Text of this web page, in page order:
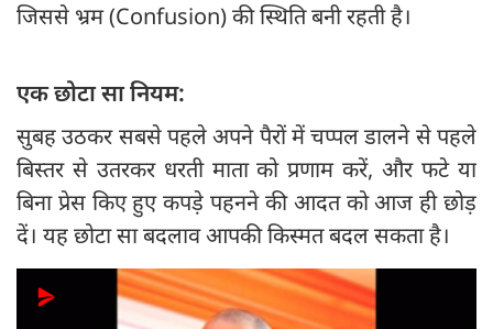
जिससे भ्रम (Confusion) की स्थिति बनी रहती है।
एक छोटा सा नियम:
सुबह उठकर सबसे पहले अपने पैरों में चप्पल डालने से पहले
बिस्तर से उतरकर धरती माता को प्रणाम करें, और फटे या
बिना प्रेस किए हुए कपड़े पहनने की आदत को आज ही छोड़
दें। यह छोटा सा बदलाव आपकी किस्मत बदल सकता है।